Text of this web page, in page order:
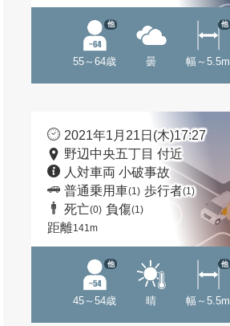
55～64歳
他
曇 幅～5.5m
他
2021年1月21日(木)17:27
野辺中央五丁目 付近
人対車両 小破事故
普通乗用車(1) 歩行者(1)
死亡(0) 負傷(1)
距離141m
45～54歳
他
晴 幅～5.5m
他